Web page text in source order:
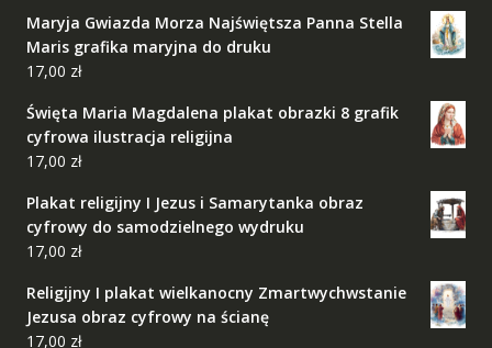
Maryja Gwiazda Morza Najświętsza Panna Stella
Maris grafika maryjna do druku
17,00 zł
Święta Maria Magdalena plakat obrazki 8 grafik
cyfrowa ilustracja religijna
17,00 zł
Plakat religijny I Jezus i Samarytanka obraz
cyfrowy do samodzielnego wydruku
17,00 zł
Religijny I plakat wielkanocny Zmartwychwstanie
Jezusa obraz cyfrowy na ścianę
17,00 zł